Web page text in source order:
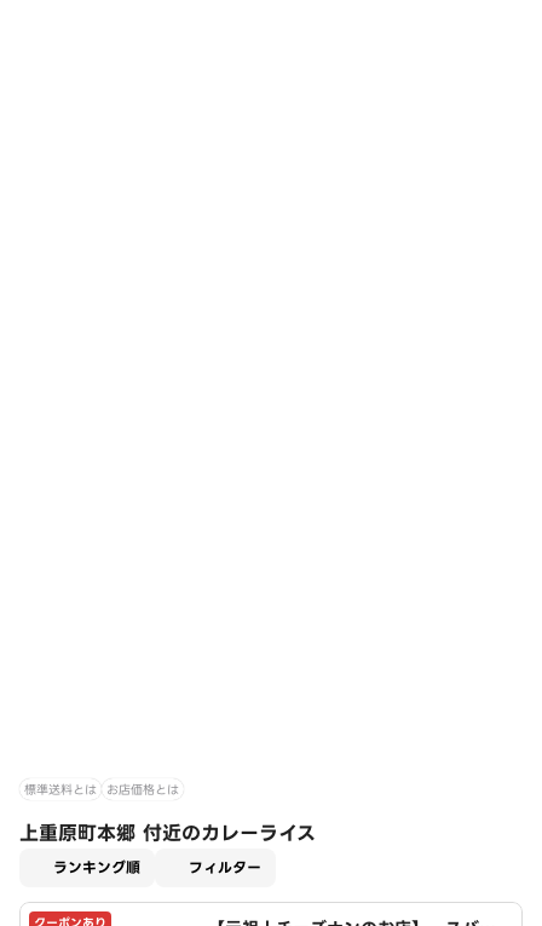
標準送料とは お店価格とは
上重原町本郷 付近のカレーライス
ランキング順 フィルター